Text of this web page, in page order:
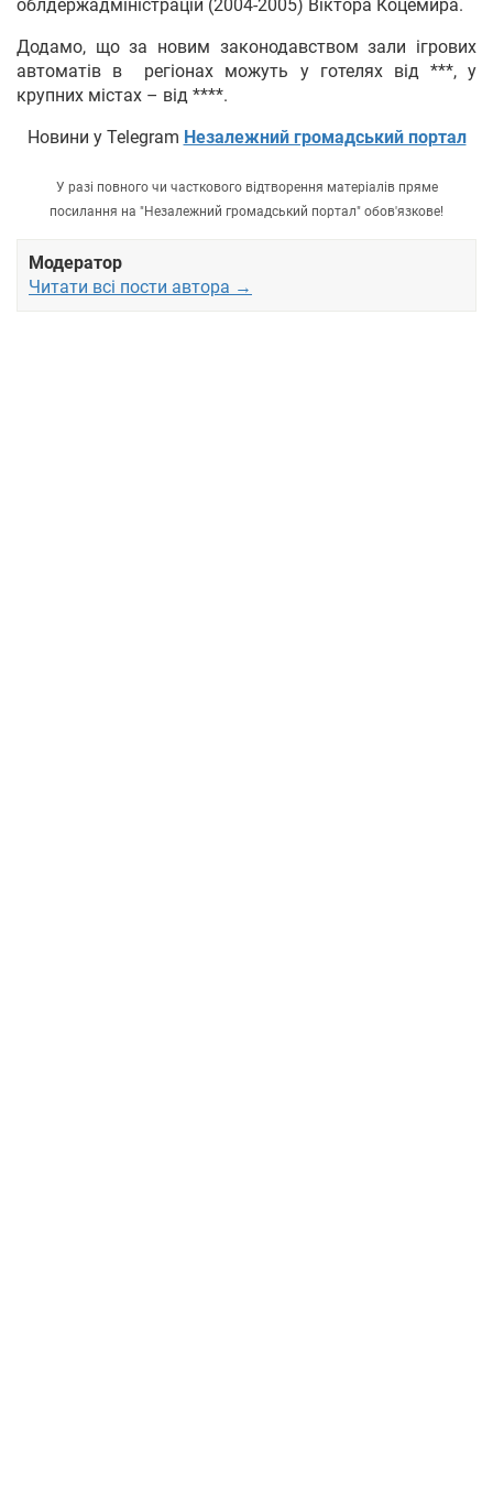
облдержадміністрацій (2004-2005) Віктора Коцемира.
Додамо, що за новим законодавством зали ігрових
автоматів в регіонах можуть у готелях від ***, у
крупних містах – від ****.
Новини у Telegram Незалежний громадський портал
У разі повного чи часткового відтворення матеріалів пряме
посилання на "Незалежний громадський портал" обов'язкове!
Модератор
Читати всі пости автора →